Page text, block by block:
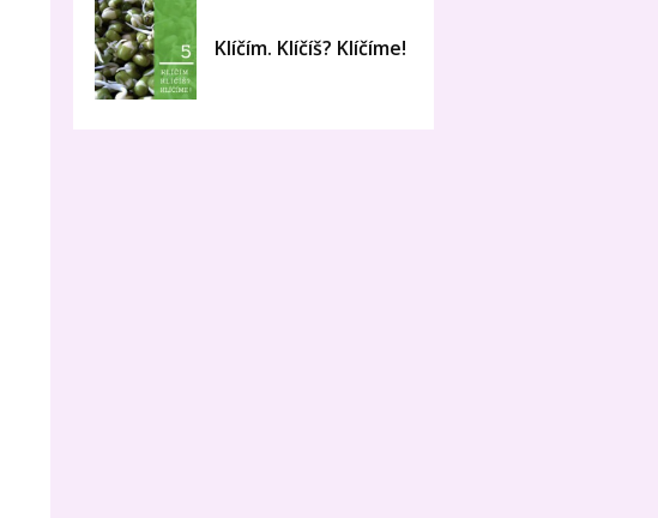
Klíčím. Klíčíš? Klíčíme!